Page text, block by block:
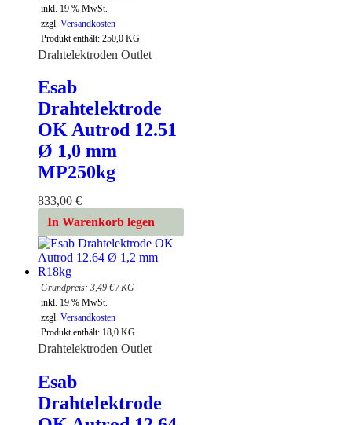
inkl. 19 % MwSt.
zzgl. Versandkosten
Produkt enthält: 250,0 KG
Drahtelektroden Outlet
Esab
Drahtelektrode
OK Autrod 12.51
Ø 1,0 mm
MP250kg
833,00 €
In Warenkorb legen
3,49 €/KG
inkl. 19 % MwSt.
zzgl. Versandkosten
Produkt enthält: 18,0 KG
Drahtelektroden Outlet
Esab
Drahtelektrode